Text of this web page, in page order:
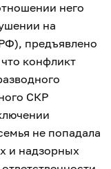
него
на
предъявлено
конфликт
СКР
не попадала
и надзорных